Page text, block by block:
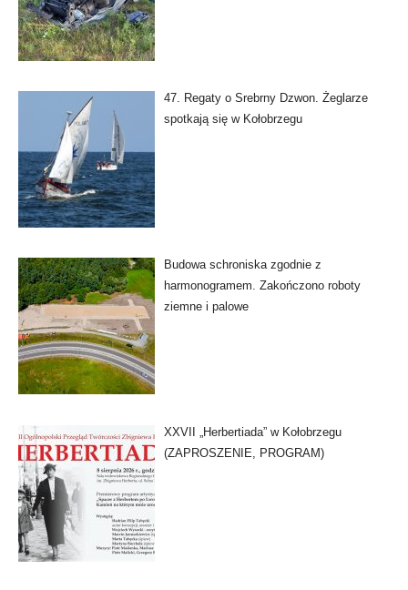
47. Regaty o Srebrny Dzwon. Żeglarze
spotkają się w Kołobrzegu
Budowa schroniska zgodnie z
harmonogramem. Zakończono roboty
ziemne i palowe
XXVII „Herbertiada” w Kołobrzegu
(ZAPROSZENIE, PROGRAM)